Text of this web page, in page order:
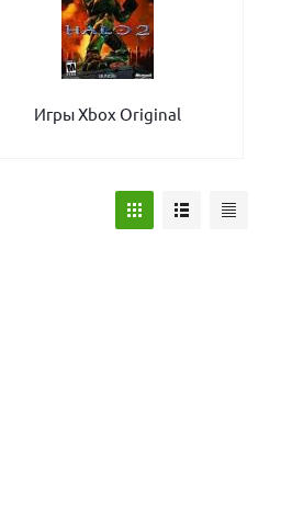
Игры Xbox Original